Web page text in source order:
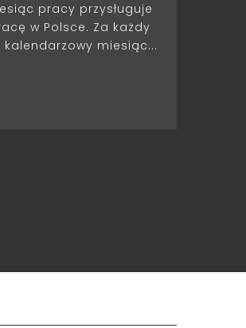
pracy przysługuje
w Polsce. Za każdy
miesiąc...